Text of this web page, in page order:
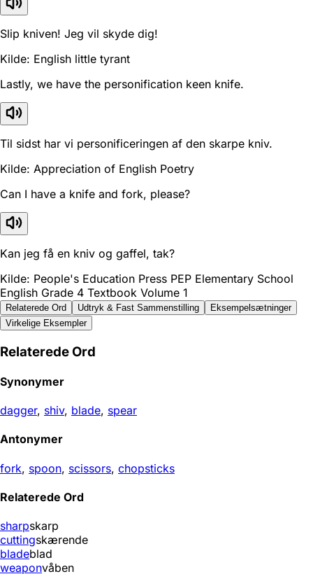
Slip kniven! Jeg vil skyde dig!
Kilde: English little tyrant
Lastly, we have the personification keen knife.
Til sidst har vi personificeringen af den skarpe kniv.
Kilde: Appreciation of English Poetry
Can I have a knife and fork, please?
Kan jeg få en kniv og gaffel, tak?
Kilde: People's Education Press PEP Elementary School
English Grade 4 Textbook Volume 1
Relaterede Ord Udtryk & Fast Sammenstilling
Eksempelsætninger
Virkelige Eksempler
Relaterede Ord
Synonymer
dagger, shiv, blade, spear
Antonymer
fork, spoon, scissors, chopsticks
Relaterede Ord
sharpskarp
cuttingskærende
bladeblad
weaponvåben